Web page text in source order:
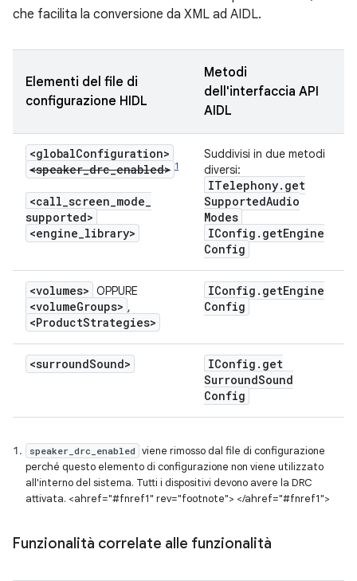
che facilita la conversione da XML ad AIDL.
Elementi del file di
configurazione HIDL
Metodi
dell'interfaccia API
AIDL
<globalConfiguration>
<speaker_drc_enabled> 1
<call_screen_mode_
supported>
<engine_library>
Suddivisi in due metodi
diversi:
ITelephony. get
SupportedAudio
Modes
IConfig . getEngine
Config
<volumes> OPPURE
<volumeGroups> ,
<ProductStrategies>
IConfig . getEngine
Config
<surroundSound> IConfig . get
SurroundSound
Config
speaker_drc_enabled viene rimosso dal file di configurazione
perché questo elemento di configurazione non viene utilizzato
all'interno del sistema. Tutti i dispositivi devono avere la DRC
attivata. <ahref="#fnref1" rev="footnote"> </ahref="#fnref1">
Funzionalità correlate alle funzionalità